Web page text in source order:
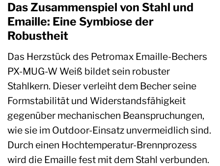
Das Zusammenspiel von Stahl und
Emaille: Eine Symbiose der
Robustheit
Das Herzstück des Petromax Emaille-Bechers
PX-MUG-W Weiß bildet sein robuster
Stahlkern. Dieser verleiht dem Becher seine
Formstabilität und Widerstandsfähigkeit
gegenüber mechanischen Beanspruchungen,
wie sie im Outdoor-Einsatz unvermeidlich sind.
Durch einen Hochtemperatur-Brennprozess
wird die Emaille fest mit dem Stahl verbunden.